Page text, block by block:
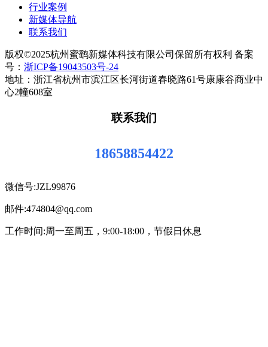
行业案例
新媒体导航
联系我们
版权©2025杭州蜜鹞新媒体科技有限公司保留所有权利 备案
号： 浙ICP备19043503号-24
地址：浙江省杭州市滨江区长河街道春晓路61号康康谷商业中
心2幢608室
联系我们
18658854422
微信号:JZL99876
邮件:474804@qq.com
工作时间:周一至周五，9:00-18:00，节假日休息